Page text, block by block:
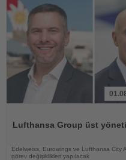
Lufthansa Group üst
Edelweiss, Eurowings ve Lufthansa City
görev değişiklikleri yapılacak